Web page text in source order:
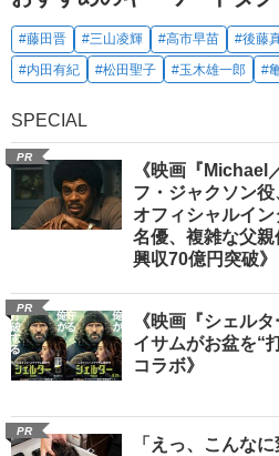
#藤田晋 #三山凌輝 #高市早苗 #後藤
#内田有紀
#松田聖子 #玉木雄一郎 #
SPECIAL
PR
《映画『Michael
フ・ジャクソン
オフィシャルイ
名優、複雑な父
興収70億円突破》
PR
《映画『シェル
イサムがお盆を“
コラボ》
PR
「えっ、こんな